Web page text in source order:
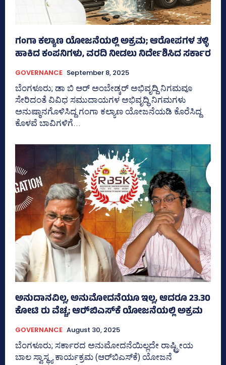
ಗಂಗಾ ಕಲ್ಯಾಣ ಯೋಜನೆಯಲ್ಲಿ ಅಕ್ರಮ; ಆರೋಪಗಳ ತಳ್ಳಿ
ಹಾಕಿದ ಕಂಪನಿಗಳು, ವರದಿ ನೀಡಲು ನಿರ್ದೇಶಿಸಿದ ಸರ್ಕಾರ
GOVERNANCE September 8, 2025
ಬೆಂಗಳೂರು; ಡಾ ಬಿ ಆರ್ ಅಂಬೇಡ್ಕರ್‍‌ ಅಭಿವೃದ್ದಿ ನಿಗಮವೂ
ಸೇರಿದಂತೆ ವಿವಿಧ ಸಮುದಾಯಗಳ ಅಭಿವೃದ್ಧಿ ನಿಗಮಗಳು
ಅನುಷ್ಠಾನಗೊಳಿಸಿದ್ದ ಗಂಗಾ ಕಲ್ಯಾಣ ಯೋಜನೆಯಡಿ ಕೊರೆಸಿದ್ದ
ಕೊಳವೆ ಬಾವಿಗಳಿಗೆ...
ಅನುದಾನವಿಲ್ಲ, ಅನುಮೋದನೆಯೂ ಇಲ್ಲ, ಆದರೂ 23.30
ಕೋಟಿ ರು ವೆಚ್ಚ; ಆರ್‍‌ಬಿಎಸ್‌ಕೆ ಯೋಜನೆಯಲ್ಲಿ ಅಕ್ರಮ
GOVERNANCE August 30, 2025
ಬೆಂಗಳೂರು; ಸರ್ಕಾರದ ಅನುಮೋದನೆಯಿಲ್ಲದೇ ರಾಷ್ಟ್ರೀಯ
ಬಾಲ ಸ್ವಾಸ್ಥ್ಯ ಕಾರ್ಯಕ್ರಮ (ಆರ್‍‌ಬಿಎಸ್‌ಕೆ) ಯೋಜನೆ